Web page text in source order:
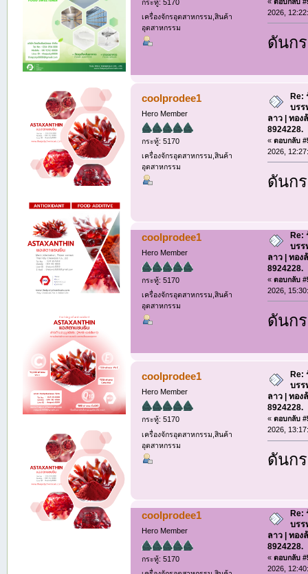
กระทู้: 5170
เครื่องจักรอุตสาหกรรม,สินค้า
อุตสาหกรรม
2026,
ดันก
coolprodee1
Hero Member
กระทู้: 5170
เครื่องจักรอุตสาหกรรม,สินค้า
อุตสาหกรรม
Re:
บรร
ลาว | ทอง
8924228.
«ตอบกลับ
2026,
ดันก
coolprodee1
Hero Member
กระทู้: 5170
เครื่องจักรอุตสาหกรรม,สินค้า
อุตสาหกรรม
Re:
บรร
ลาว | ทอง
8924228.
«ตอบกลับ
2026,
ดันก
coolprodee1
Hero Member
กระทู้: 5170
เครื่องจักรอุตสาหกรรม,สินค้า
อุตสาหกรรม
Re:
บรร
ลาว | ทอง
8924228.
«ตอบกลับ
2026,
ดันก
coolprodee1
Hero Member
กระทู้: 5170
Re:
บรร
ลาว | ทอง
8924228.
«ตอบกลับ
2026,